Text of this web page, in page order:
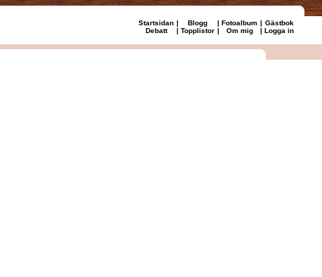
Startsidan | Blogg | Fotoalbum | Gästbok
Debatt
| Topplistor | Om mig | Logga in